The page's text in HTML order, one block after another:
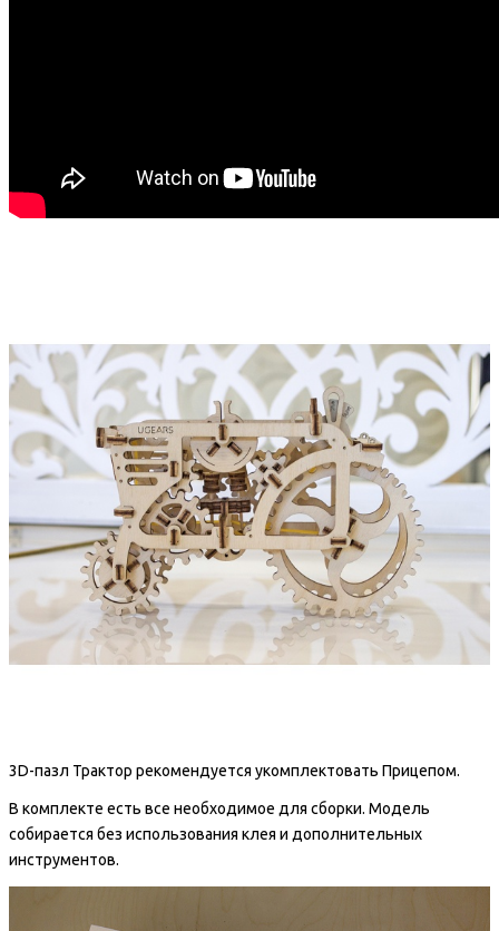
3D-пазл Трактор рекомендуется укомплектовать Прицепом.
В комплекте есть все необходимое для сборки. Модель
собирается без использования клея и дополнительных
инструментов.